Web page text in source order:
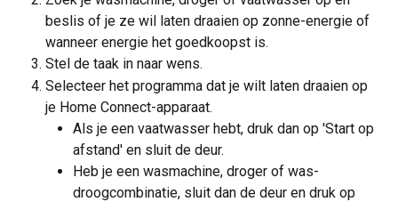
beslis of je ze wil laten draaien op zonne-energie of
wanneer energie het goedkoopst is.
Stel de taak in naar wens.
Selecteer het programma dat je wilt laten draaien op
je Home Connect-apparaat.
Als je een vaatwasser hebt, druk dan op 'Start op
afstand' en sluit de deur.
Heb je een wasmachine, droger of was-
droogcombinatie, sluit dan de deur en druk op